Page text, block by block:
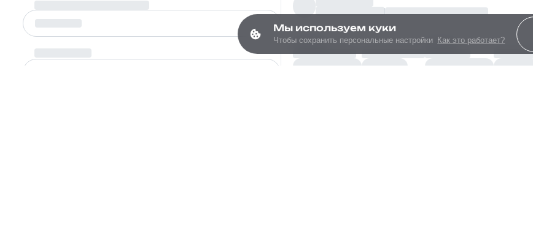
Мы используем куки
Чтобы сохранить персональные настройки Как это работает?